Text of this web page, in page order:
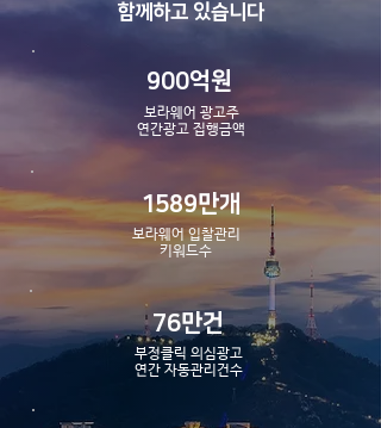
함께하고 있습니다
900억원
보라웨어 광고주
​연간광고 집행금액
1589만개
보라웨어 입찰관리
​키워드수
76만건
부정클릭 의심광고
​연간 자동관리건수